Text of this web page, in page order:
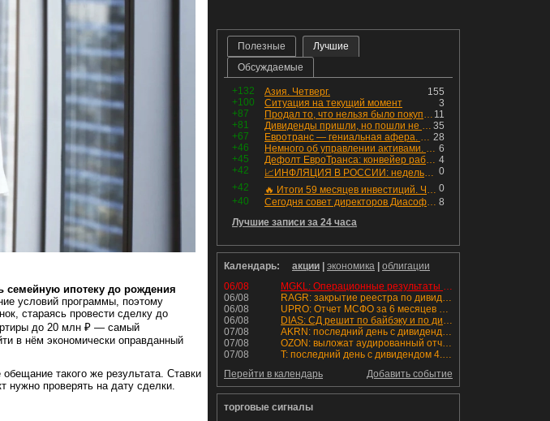
семейную ипотеку до рождения
условий программы, поэтому
стараясь провести сделку до
до 20 млн ₽ — самый
в нём экономически оправданный
такого же результата. Ставки
проверять на дату сделки.
Полезные
Лучшие
Обсуждаемые
+132 155
Азия. Четверг.
+100
3
Ситуация на текущий момент
+87
11
Продал то, что нельзя было покупать. Изменения в портфеле
+81
35
Дивиденды пришли, но пошли не туда
+67
28
Евротранс — гениальная афера. Собрал с инвесторов денег, выплатил дивидендов больше текущей капитализации и ушёл в дефолт
+46
6
Немного об управлении активами. Для заинтересованных
+45
4
Дефолт ЕвроТранса: конвейер работает исправно
+42
0
📈ИНФЛЯЦИЯ В РОССИИ: недельная дефляция, но в годовом выражении рост 😢
+42
0
🔥 Итоги 59 месяцев инвестиций. Что произошло с портфелем и мои дальнейшие действия. Капитал – ₽2,364 млн
+40
8
Сегодня совет директоров Диасофта по дивидендам, какой дивиденд может быть объявлен?
Лучшие записи за 24 часа
Календарь: акции экономика
облигации
06/08
MGKL: Операционные результаты за 7 мес. 2026 г.
06/08
RAGR: закрытие реестра по дивидендам 16.48 руб
06/08
UPRO: Отчет МСФО за 6 месяцев 2026 года
06/08
DIAS: СД решит по байбэку и по дивидендам
07/08
AKRN: последний день с дивидендом 235 руб
07/08
OZON: выложат аудированный отчет МСФО 1П2026
07/08
T: последний день с дивидендом 4.6 руб
Добавить событие
Перейти в календарь
торговые сигналы